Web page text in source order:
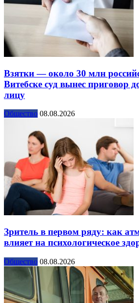
Взятки — около 30 млн
Витебске суд вынес приговор
лицу
Общество 08.08.2026
Зритель в первом ряду: как
влияет на психологическое
Общество 08.08.2026